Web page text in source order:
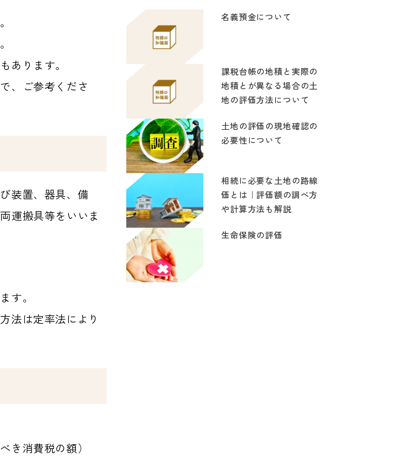
あります。
、ご参考くださ
装置、器具、備
運搬具等をいいま
す。
法は定率法により
き消費税の額）
名義預金について
課税台帳の地積と実際の
地積とが異なる場合の土
地の評価方法について
土地の評価の現地確認の
必要性について
相続に必要な土地の路線
価とは｜評価額の調べ方
や計算方法も解説
生命保険の評価